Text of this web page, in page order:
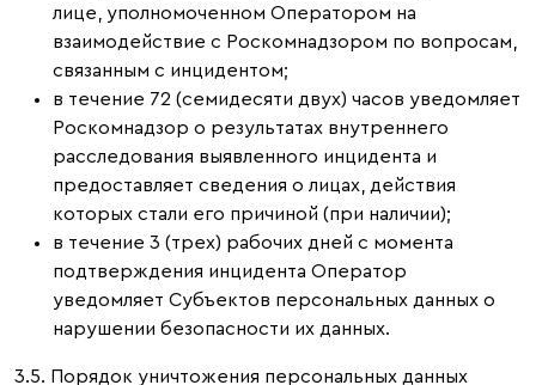
лице, уполномоченном Оператором на
взаимодействие с Роскомнадзором по вопросам,
связанным с инцидентом;
в течение 72 (семидесяти двух) часов уведомляет
Роскомнадзор о результатах внутреннего
расследования выявленного инцидента и
предоставляет сведения о лицах, действия
которых стали его причиной (при наличии);
в течение 3 (трех) рабочих дней с момента
подтверждения инцидента Оператор
уведомляет Субъектов персональных данных о
нарушении безопасности их данных.
3.5. Порядок уничтожения персональных данных